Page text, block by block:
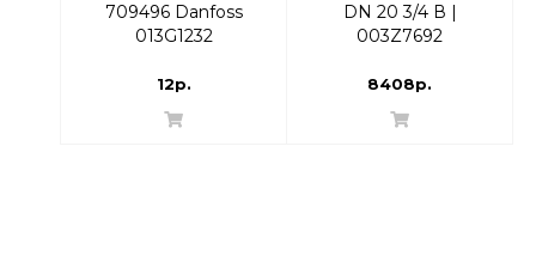
709496 Danfoss
013G1232
12р.
DN 20 3/4 В |
003Z7692
8408р.